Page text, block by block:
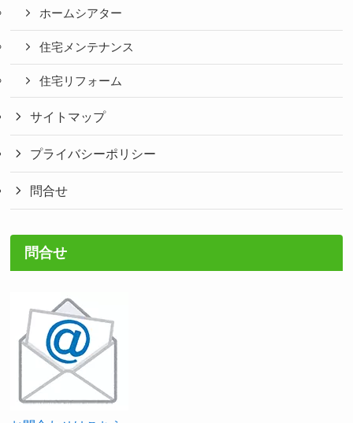
ホームシアター
住宅メンテナンス
住宅リフォーム
サイトマップ
プライバシーポリシー
問合せ
問合せ